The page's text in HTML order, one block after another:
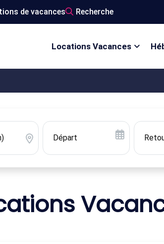
de vacances Recherche
Locations Vacances